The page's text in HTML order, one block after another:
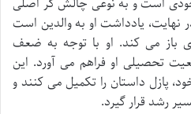
است و به نوعی چالش گر اصلی
نهایت، یادداشت او به والدین است
باز می کند. او با توجه به ضعف
تحصیلی او فراهم می آورد. این
پازل داستان را تکمیل می کنند و
رشد قرار گیرد.